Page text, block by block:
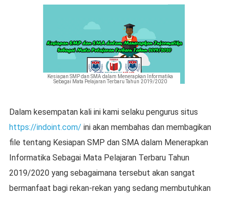
Kesiapan SMP dan SMA dalam Menerapkan Informatika
Sebagai Mata Pelajaran Terbaru Tahun 2019/2020
Dalam kesempatan kali ini kami selaku pengurus situs
https://indoint.com/ ini akan membahas dan membagikan
file tentang Kesiapan SMP dan SMA dalam Menerapkan
Informatika Sebagai Mata Pelajaran Terbaru Tahun
2019/2020 yang sebagaimana tersebut akan sangat
bermanfaat bagi rekan-rekan yang sedang membutuhkan